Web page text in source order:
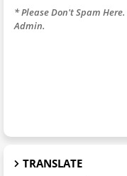
* Please Don't Spam
Admin.
TRANSLATE